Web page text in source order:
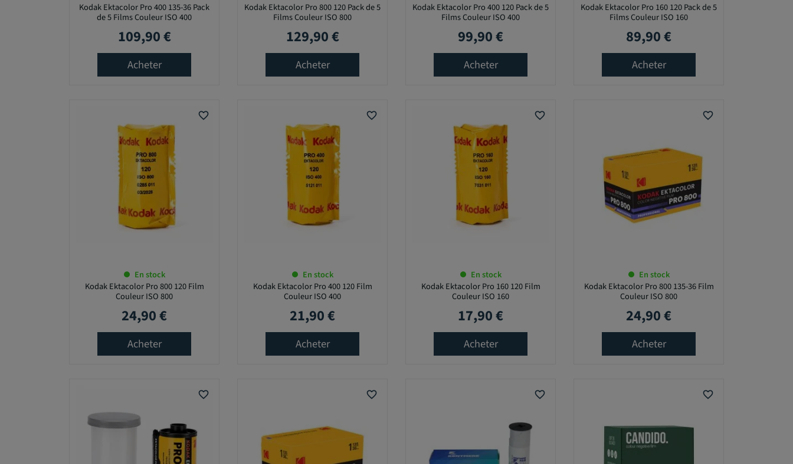
Kodak Ektacolor Pro 400 135-36 Pack
de 5 Films Couleur ISO 400
Prix
109,90 €
Acheter
Kodak Ektacolor Pro 800 120 Pack de 5
Films Couleur ISO 800
Prix
129,90 €
Acheter
Kodak Ektacolor Pro 400 120 Pack de 5
Films Couleur ISO 400
Prix
99,90 €
Acheter
Kodak Ektacolor Pro 160 120 Pack de 5
Films Couleur ISO 160
Prix
89,90 €
Acheter
favorite_border
En stock
Kodak Ektacolor Pro 800 120 Film
Couleur ISO 800
Prix
24,90 €
Acheter
favorite_border
En stock
Kodak Ektacolor Pro 400 120 Film
Couleur ISO 400
Prix
21,90 €
Acheter
favorite_border
En stock
Kodak Ektacolor Pro 160 120 Film
Couleur ISO 160
Prix
17,90 €
Acheter
favorite_border
En stock
Kodak Ektacolor Pro 800 135-36 Film
Couleur ISO 800
Prix
24,90 €
Acheter
favorite_border favorite_border favorite_border favorite_border